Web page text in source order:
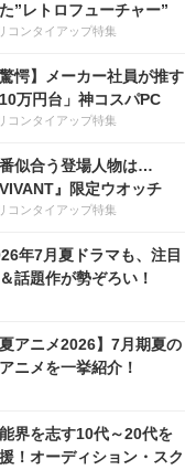
”レトロフューチャー”
コンタイアップ特集
驚愕】メーカー社員が推す
10万円台」神コスパPC
コンタイアップ特集
似合う登場人物は…
VIVANT』限定ウオッチ
コンタイアップ特集
年7月夏ドラマも、注目
話題作が勢ぞろい！
夏アニメ2026】7月期夏の
ニメを一挙紹介！
界を志す10代～20代を
！オーディション・スク